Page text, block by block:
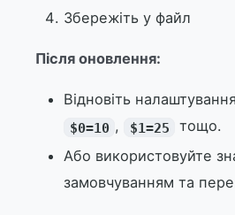
Збережіть у файл
Після оновлення:
Відновіть
$0=10 , $1=25
тощо.
Або використовуйте
замовчуванням та